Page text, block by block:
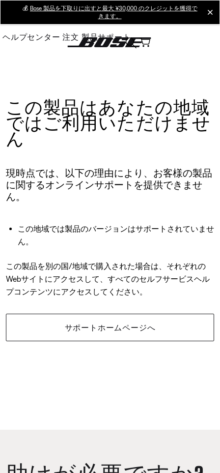
Main
💰 Bose 製品を下取りに出すと最大 ¥30,000 のクレジットを獲得で
きます。
ヘルプセンター 注文 製品サポート
この製品はあなたの地域
ではご利用いただけませ
ん
現時点では、以下の理由により、お客様の製品
に関するオンラインサポートを提供できませ
ん。
この地域では製品のバージョンはサポートされていませ
ん。
この製品を別の国/地域で購入された場合は、それぞれの
Webサイトにアクセスして、すべてのセルフサービスヘル
プコンテンツにアクセスしてください。
サポートホームページへ